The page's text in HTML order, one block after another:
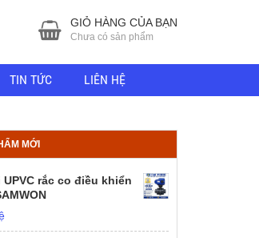
GIỎ HÀNG CỦA BẠN
Chưa có sản phẩm
TIN TỨC LIÊN HỆ
MỚI
UPVC rắc co điều khiển